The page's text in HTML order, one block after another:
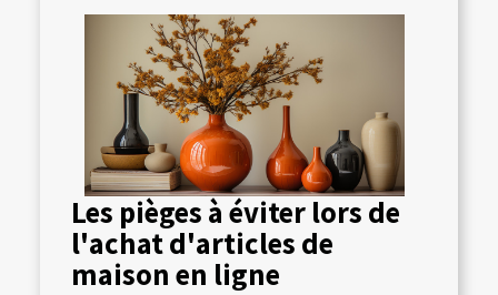
Les pièges à éviter lors de
l'achat d'articles de
maison en ligne